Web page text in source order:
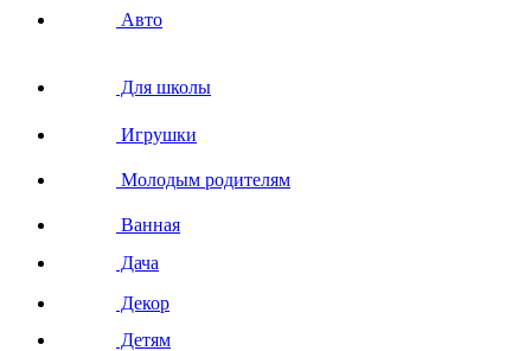
Авто
Для школы
Игрушки
Молодым родителям
Ванная
Дача
Декор
Детям